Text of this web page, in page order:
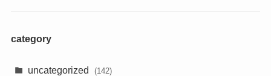
category
uncategorized (142)